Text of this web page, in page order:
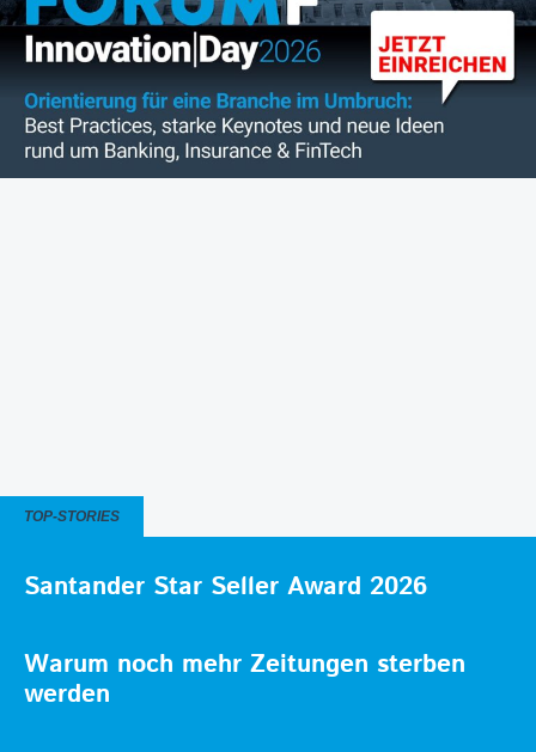
TOP-STORIES
Santander Star Seller Award 2026
Warum noch mehr Zeitungen sterben
werden